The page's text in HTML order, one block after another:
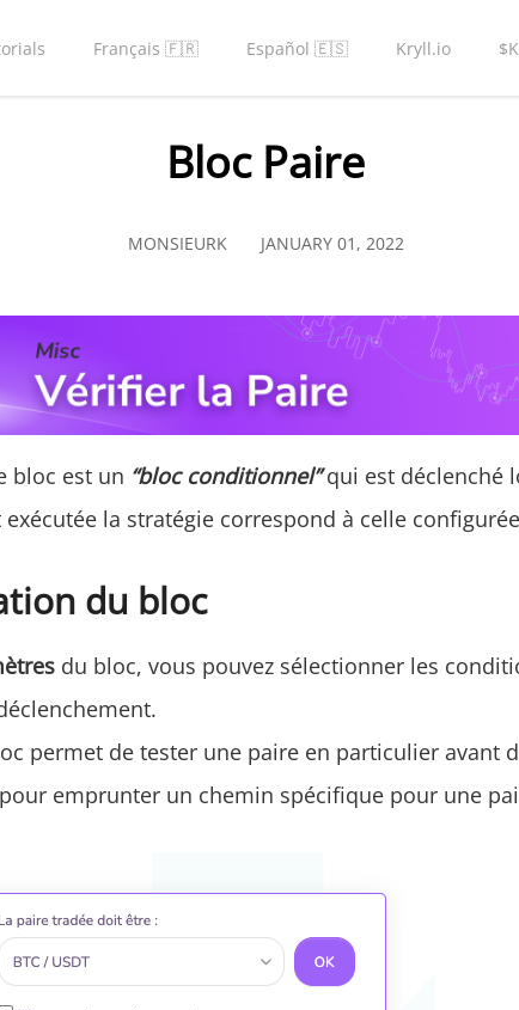
Français 🇫🇷 Español 🇪🇸 Kryll.io
Bloc Paire
MONSIEURK JANUARY 01, 2022
bloc est un “bloc conditionnel”qui est déclenché
la stratégie correspond à celle
du bloc
du bloc, vous pouvez sélectionner les
permet de tester une paire en particulier avant
emprunter un chemin spécifique pour une